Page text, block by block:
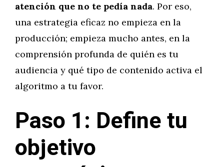
atención que no te pedía nada. Por eso,
una estrategia eficaz no empieza en la
producción; empieza mucho antes, en la
comprensión profunda de quién es tu
audiencia y qué tipo de contenido activa el
algoritmo a tu favor.
Paso 1: Define tu
objetivo